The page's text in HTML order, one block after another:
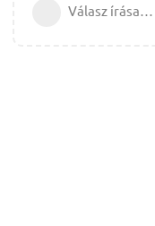
Válasz írása…